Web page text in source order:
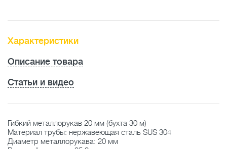
Характеристики
Описание товара
Статьи и видео
Гибкий металлорукав 20 мм (бухта 30 м)
Материал трубы: нержавеющая сталь SUS 304
Диаметр металлорукава: 20 мм